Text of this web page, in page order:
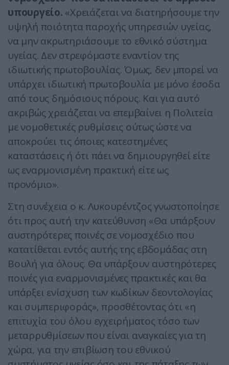
υπουργείο. «Χρειάζεται να διατηρήσουμε την
υψηλή ποιότητα παροχής υπηρεσιών υγείας,
να μην ακρωτηριάσουμε το εθνικό σύστημα
υγείας. Δεν στρεφόμαστε εναντίον της
ιδιωτικής πρωτοβουλίας. Όμως, δεν μπορεί να
υπάρχει ιδιωτική πρωτοβουλία με μόνο έσοδα
από τους δημόσιους πόρους. Και για αυτό
ακριβώς χρειάζεται να επεμβαίνει η Πολιτεία
με νομοθετικές ρυθμίσεις ούτως ώστε να
αποκρούει τις όποιες κατεστημένες
καταστάσεις ή ότι πάει να δημιουργηθεί είτε
ως εναρμονισμένη πρακτική είτε ως
προνόμιο».
Στη συνέχεια ο κ. Λυκουρέντζος γνωστοποίησε
ότι προς αυτή την κατεύθυνση «Θα υπάρξουν
αυστηρότερες ποινές σε νομοσχέδιο που
κατατίθεται εντός αυτής της εβδομάδας στη
Βουλή για όλους. Θα υπάρξουν αυστηρότερες
ποινές για εναρμονισμένες πρακτικές και θα
υπάρξει ενίσχυση των κωδίκων δεοντολογίας
και συμπεριφοράς», προσθέτοντας ότι «η
επιτυχία του όλου εγχειρήματος τόσο των
μεταρρυθμίσεων που είναι αναγκαίες για τη
χώρα, για την επιβίωση του εθνικού